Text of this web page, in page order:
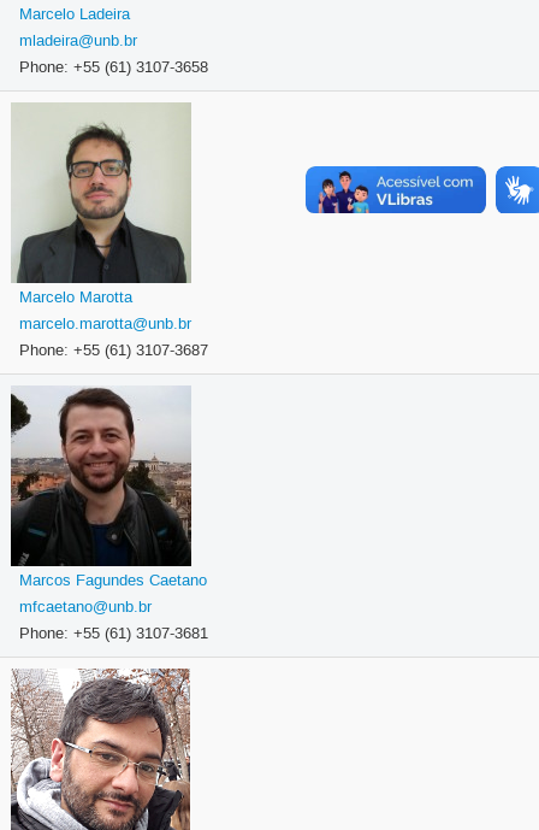
Marcelo Ladeira
mladeira@unb.br
Phone: +55 (61) 3107-3658
Marcelo Marotta
marcelo.marotta@unb.br
Phone: +55 (61) 3107-3687
Marcos Fagundes Caetano
mfcaetano@unb.br
Phone: +55 (61) 3107-3681